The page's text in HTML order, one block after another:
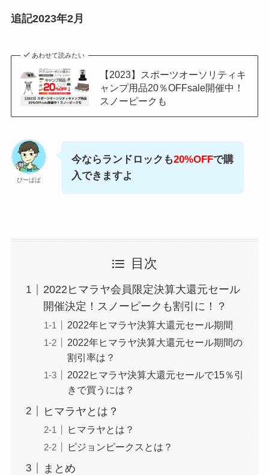
追記2023年2月
あわせて読みたい
【2023】スポーツオーソリティキ
ャンプ用品20％OFFsale開催中！
スノーピークも
ぴーぱぱ
今ならランドロックも20%OFFで購
入できますよ
目次
2022ヒマラヤ会員限定決算大還元セール
開催決定！スノーピークも割引に！？
2022年ヒマラヤ決算大還元セール期間
2022年ヒマラヤ決算大還元セール期間の
割引率は？
2022ヒマラヤ決算大還元セールで15％引
きで買うには？
ヒマラヤとは？
ヒマラヤとは？
ピジョンピークスとは？
まとめ